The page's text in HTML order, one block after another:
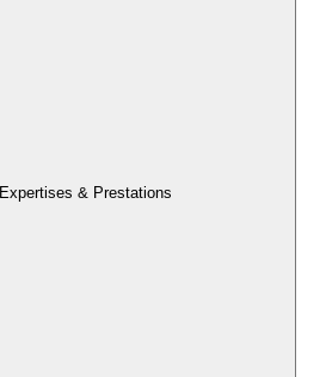
& Prestations